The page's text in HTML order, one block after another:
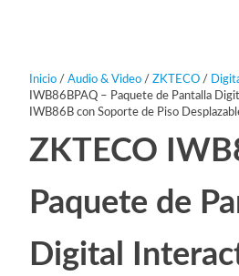
Inicio/ Audio & Video/ ZKTECO/
IWB86BPAQ – Paquete de Pantalla
IWB86B con Soporte de Piso
ZKTECO
Paquete de
Digital